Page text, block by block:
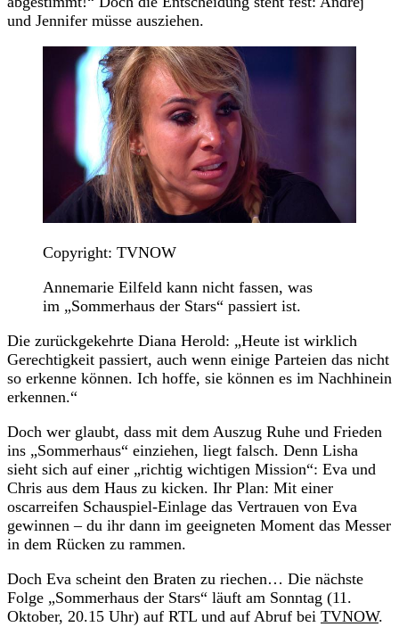
und Jennifer müsse ausziehen.
Copyright: TVNOW
Annemarie Eilfeld kann nicht fassen, was
im „Sommerhaus der Stars“ passiert ist.
Die zurückgekehrte Diana Herold: „Heute ist wirklich
Gerechtigkeit passiert, auch wenn einige Parteien das nicht
so erkenne können. Ich hoffe, sie können es im Nachhinein
erkennen.“
Doch wer glaubt, dass mit dem Auszug Ruhe und Frieden
ins „Sommerhaus“ einziehen, liegt falsch. Denn Lisha
sieht sich auf einer „richtig wichtigen Mission“: Eva und
Chris aus dem Haus zu kicken. Ihr Plan: Mit einer
oscarreifen Schauspiel-Einlage das Vertrauen von Eva
gewinnen – du ihr dann im geeigneten Moment das Messer
in dem Rücken zu rammen.
Doch Eva scheint den Braten zu riechen… Die nächste
Folge „Sommerhaus der Stars“ läuft am Sonntag (11.
Oktober, 20.15 Uhr) auf RTL und auf Abruf bei TVNOW.